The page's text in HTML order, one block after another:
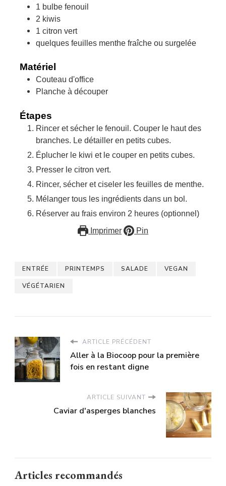
1 bulbe fenouil
2 kiwis
1 citron vert
quelques feuilles menthe fraîche ou surgelée
Matériel
Couteau d'office
Planche à découper
Étapes
Rincer et sécher le fenouil. Couper le haut des
branches. Le détailler en petits cubes.
Éplucher le kiwi et le couper en petits cubes.
Presser le citron vert.
Rincer, sécher et ciseler les feuilles de menthe.
Mélanger tous les ingrédients dans un bol.
Réserver au frais environ 2 heures (optionnel)
Imprimer
Pin
ENTRÉE PRINTEMPS SALADE VEGAN
VÉGÉTARIEN
ARTICLE PRÉCÉDENT
Aller à la Biocoop pour la première
fois en restant digne
ARTICLE SUIVANT
Caviar d'asperges blanches
Articles recommandés